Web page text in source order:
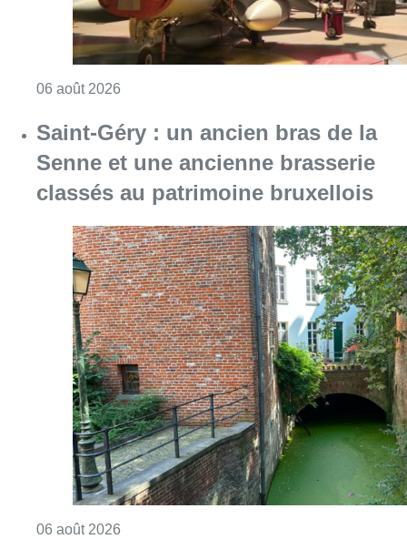
06 août 2026
Saint-Géry : un ancien bras de la
Senne et une ancienne brasserie
classés au patrimoine bruxellois
06 août 2026